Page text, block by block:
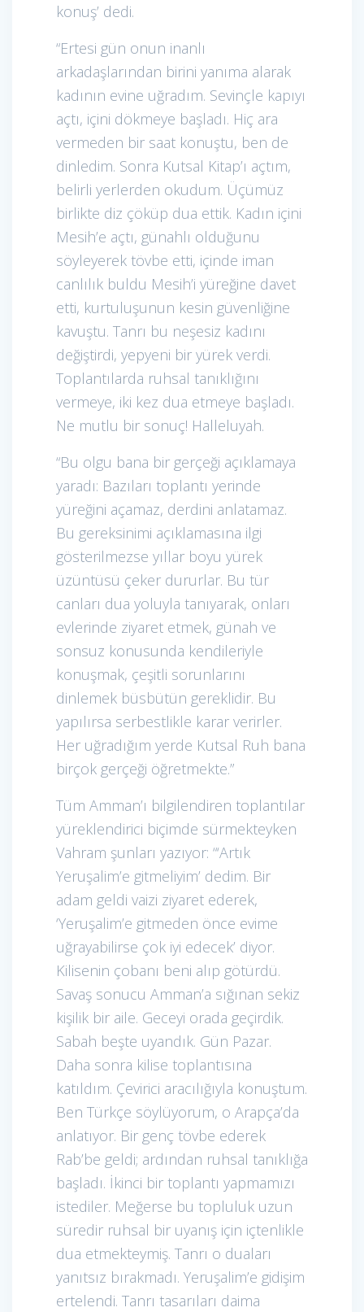
konuş’ dedi.
“Ertesi gün onun inanlı
arkadaşlarından birini yanıma alarak
kadının evine uğradım. Sevinçle kapıyı
açtı, içini dökmeye başladı. Hiç ara
vermeden bir saat konuştu, ben de
dinledim. Sonra Kutsal Kitap’ı açtım,
belirli yerlerden okudum. Üçümüz
birlikte diz çöküp dua ettik. Kadın içini
Mesih’e açtı, günahlı olduğunu
söyleyerek tövbe etti, içinde iman
canlılık buldu Mesih’i yüreğine davet
etti, kurtuluşunun kesin güvenliğine
kavuştu. Tanrı bu neşesiz kadını
değiştirdi, yepyeni bir yürek verdi.
Toplantılarda ruhsal tanıklığını
vermeye, iki kez dua etmeye başladı.
Ne mutlu bir sonuç! Halleluyah.
“Bu olgu bana bir gerçeği açıklamaya
yaradı: Bazıları toplantı yerinde
yüreğini açamaz, derdini anlatamaz.
Bu gereksinimi açıklamasına ilgi
gösterilmezse yıllar boyu yürek
üzüntüsü çeker dururlar. Bu tür
canları dua yoluyla tanıyarak, onları
evlerinde ziyaret etmek, günah ve
sonsuz konusunda kendileriyle
konuşmak, çeşitli sorunlarını
dinlemek büsbütün gereklidir. Bu
yapılırsa serbestlikle karar verirler.
Her uğradığım yerde Kutsal Ruh bana
birçok gerçeği öğretmekte.”
Tüm Amman’ı bilgilendiren toplantılar
yüreklendirici biçimde sürmekteyken
Vahram şunları yazıyor: “‘Artık
Yeruşalim’e gitmeliyim’ dedim. Bir
adam geldi vaizi ziyaret ederek,
‘Yeruşalim’e gitmeden önce evime
uğrayabilirse çok iyi edecek’ diyor.
Kilisenin çobanı beni alıp götürdü.
Savaş sonucu Amman’a sığınan sekiz
kişilik bir aile. Geceyi orada geçirdik.
Sabah beşte uyandık. Gün Pazar.
Daha sonra kilise toplantısına
katıldım. Çevirici aracılığıyla konuştum.
Ben Türkçe söylüyorum, o Arapça’da
anlatıyor. Bir genç tövbe ederek
Rab’be geldi; ardından ruhsal tanıklığa
başladı. İkinci bir toplantı yapmamızı
istediler. Meğerse bu topluluk uzun
süredir ruhsal bir uyanış için içtenlikle
dua etmekteymiş. Tanrı o duaları
yanıtsız bırakmadı. Yeruşalim’e gidişim
ertelendi. Tanrı tasarıları daima